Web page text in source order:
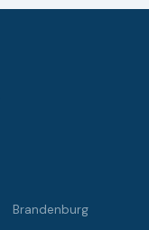
Brandenburg